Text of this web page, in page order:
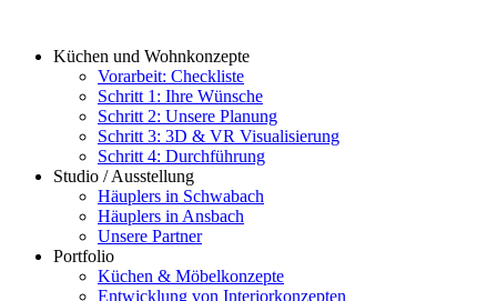
springenKüchen und Wohnkonzepte
Vorarbeit: Checkliste
Schritt 1: Ihre Wünsche
Schritt 2: Unsere Planung
Schritt 3: 3D & VR Visualisierung
Schritt 4: Durchführung
Studio / Ausstellung
Häuplers in Schwabach
Häuplers in Ansbach
Unsere Partner
Portfolio
Küchen & Möbelkonzepte
Entwicklung von Interiorkonzepten